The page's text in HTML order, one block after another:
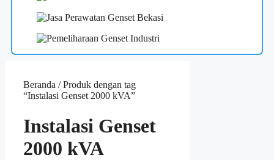
Beranda / Produk dengan tag
“Instalasi Genset 2000 kVA”
Instalasi Genset
2000 kVA